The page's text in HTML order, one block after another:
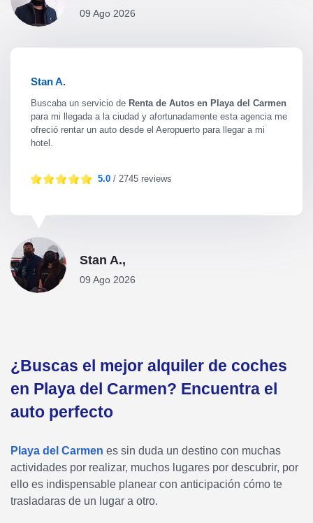
09 Ago 2026
Stan A.
Buscaba un servicio de Renta de Autos en Playa del Carmen
para mi llegada a la ciudad y afortunadamente esta agencia me
ofreció rentar un auto desde el Aeropuerto para llegar a mi
hotel.
5.0 / 2745 reviews
Stan A.,
09 Ago 2026
¿Buscas el mejor alquiler de coches
en Playa del Carmen? Encuentra el
auto perfecto
Playa del Carmen es sin duda un destino con muchas
actividades por realizar, muchos lugares por descubrir, por
ello es indispensable planear con anticipación cómo te
trasladaras de un lugar a otro.